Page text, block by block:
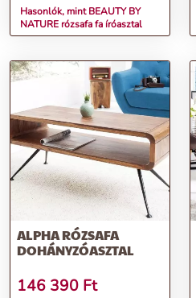
Hasonlók, mint BEAUTY BY
NATURE rózsafa fa íróasztal
ALPHA RÓZSAFA
DOHÁNYZÓASZTAL
146 390 Ft